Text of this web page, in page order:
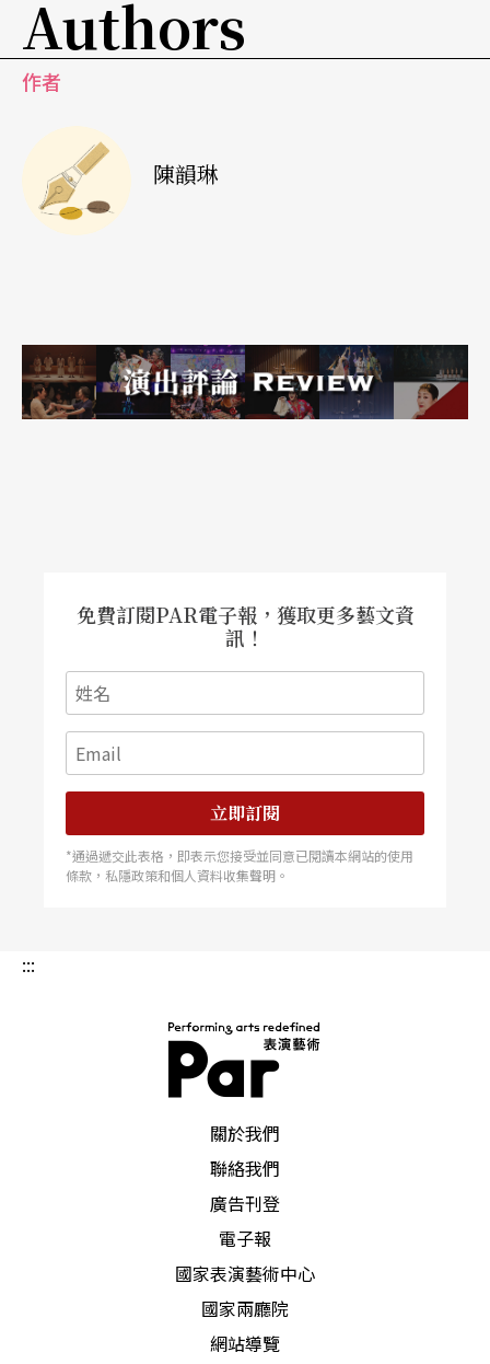
奏樂器卻是管風琴，他還喚出幽暗的地靈，於是像
是來自地底般的合唱，也附和著審判：「到那日，
判聲中，高音部繼續浮盪瑪格麗特淒楚的哀告，最
後瑪格麗特以為自己永不得赦免尖叫昏倒，樂音卻
配，是我感受到的最驚悚顫慄恐怖的梅菲斯特，也
是這種完全對立的情感，把梅菲斯特「永遠的否
這段落的處理，最能呈現出他的深度，不管是信
仰、或他對梅菲斯特本質的掌握。
愚弄嘲笑的梅菲斯特
李斯特的《浮士德交響詩》對於梅菲斯特「徹底否
定的精靈」的 處理法也很別緻，他沿用著浮士德主
題，只是對此開了大玩笑地，全部變奏成愚弄嘲笑
的感覺，以短促跳躍不安定的音符製造輕浮之感，
想的、溫柔可愛的主題出現，他也以嘲弄手法進行
造嘲笑感。這完全吻合浮士德與梅菲斯特的辯證關
係，以及梅菲斯特「徹底否定」的屬性。
Authors
作者
陳韻琳
免費訂閱PAR電子報，獲取更多藝文資
訊！
立即訂閱
*通過遞交此表格，即表示您接受並同意已閱讀本網站的使用
條款，私隱政策和個人資料收集聲明。
:::
關於我們
聯絡我們
廣告刊登
電子報
國家表演藝術中心
國家兩廳院
網站導覽